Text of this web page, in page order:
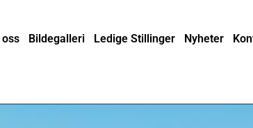
oss Bildegalleri Ledige Stillinger Nyheter